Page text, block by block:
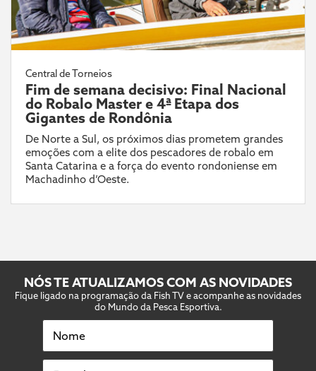
Central de Torneios
Fim de semana decisivo: Final Nacional
do Robalo Master e 4ª Etapa dos
Gigantes de Rondônia
De Norte a Sul, os próximos dias prometem grandes
emoções com a elite dos pescadores de robalo em
Santa Catarina e a força do evento rondoniense em
Machadinho d’Oeste.
NÓS TE ATUALIZAMOS COM AS NOVIDADES
Fique ligado na programação da Fish TV e acompanhe as novidades
do Mundo da Pesca Esportiva.
Nome